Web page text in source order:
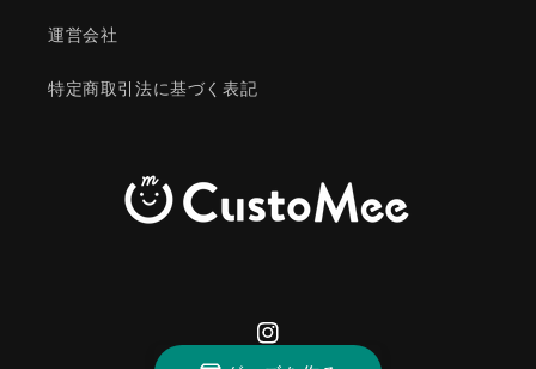
運営会社
特定商取引法に基づく表記
Instagram